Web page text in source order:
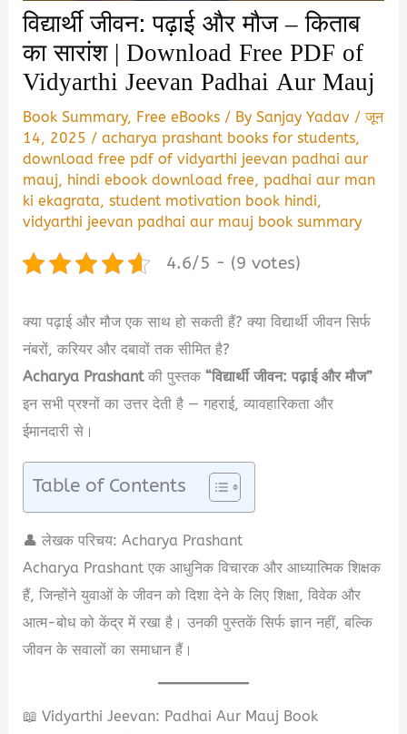
विद्यार्थी जीवन: पढ़ाई और मौज – किताब
का सारांश | Download Free PDF of
Vidyarthi Jeevan Padhai Aur Mauj
Book Summary, Free eBooks / BySanjay Yadav /जून
14, 2025 /acharya prashant books for students,
download free pdf of vidyarthi jeevan padhai aur
mauj, hindi ebook download free,padhai aur man
ki ekagrata,student motivation book hindi,
vidyarthi jeevan padhai aur mauj book summary
4.6/5 - (9 votes)
क्या पढ़ाई और मौज एक साथ हो सकती हैं? क्या विद्यार्थी जीवन सिर्फ
नंबरों, करियर और दबावों तक सीमित है?
Acharya Prashantकी पुस्तक“विद्यार्थी जीवन: पढ़ाई और मौज”
इन सभी प्रश्नों का उत्तर देती है — गहराई, व्यावहारिकता और
ईमानदारी से।
Table of Contents
👤 लेखक परिचय: Acharya Prashant
Acharya Prashant एक आधुनिक विचारक और आध्यात्मिक शिक्षक
हैं, जिन्होंने युवाओं के जीवन को दिशा देने के लिए शिक्षा, विवेक और
आत्म-बोध को केंद्र में रखा है। उनकी पुस्तकें सिर्फ ज्ञान नहीं, बल्कि
जीवन के सवालों का समाधान हैं।
📖 Vidyarthi Jeevan: Padhai Aur Mauj Book